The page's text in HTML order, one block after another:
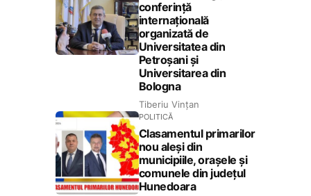
conferință
internațională
organizată de
Universitatea din
Petroșani și
Universitarea din
Bologna
Tiberiu Vințan
POLITICĂ
Clasamentul primarilor
nou aleși din
municipiile, orașele și
comunele din județul
Hunedoara